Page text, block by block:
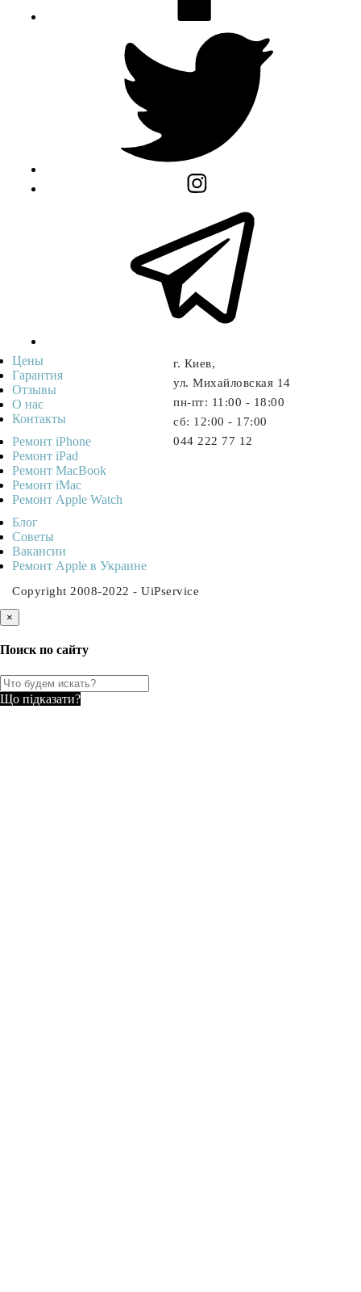
г. Киев,
ул. Михайловская 14
пн-пт: 11:00 - 18:00
cб: 12:00 - 17:00
044 222 77 12
Цены
Гарантия
Отзывы
О нас
Контакты
Ремонт iPhone
Ремонт iPad
Ремонт MacBook
Ремонт iMac
Ремонт Apple Watch
Блог
Советы
Ваканcии
Ремонт Apple в Украине
Copyright 2008-2022 - UiPservice
×
Поиск по сайту
Що підказати?